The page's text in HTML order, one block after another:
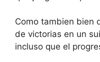
Como tambien bien
de victorias en un
incluso que el